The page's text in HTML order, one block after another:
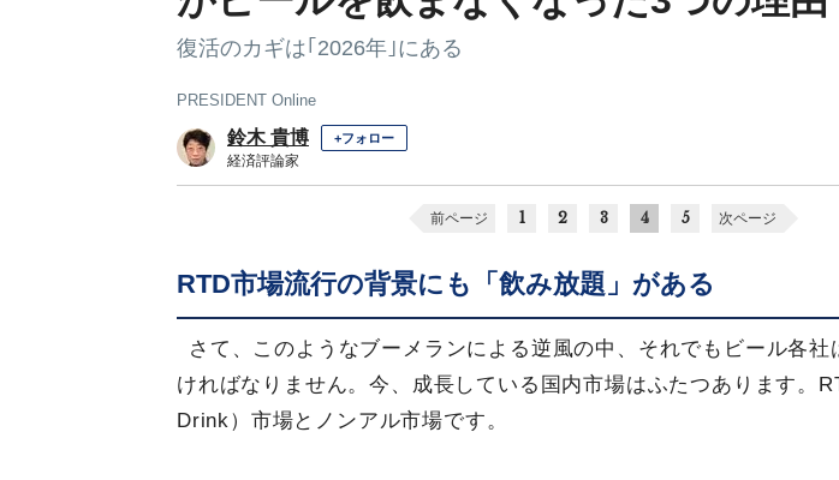
復活のカギは｢2026年｣にある
PRESIDENT Online
鈴木 貴博 +フォロー
経済評論家
前ページ 1 2 3 4 5 次ページ
RTD市場流行の背景にも「飲み放題」がある
さて、このようなブーメランによる逆風の中、それでもビール各社
ければなりません。今、成長している国内市場はふたつあります。
Drink）市場とノンアル市場です。